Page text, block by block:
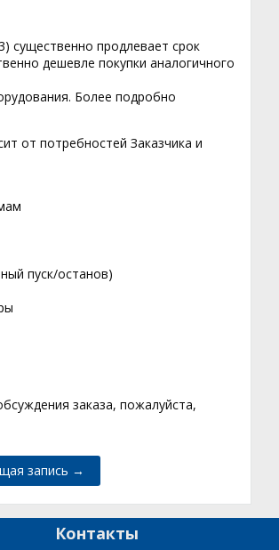
существенно продлевает срок
дешевле покупки аналогичного
Более подробно
от потребностей Заказчика и
пуск/останов)
заказа, пожалуйста,
запись →
Контакты